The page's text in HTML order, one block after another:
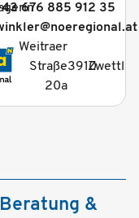
676 885 912 35
Weitraer
Straße
20a
3910Zwettl
Beratung &